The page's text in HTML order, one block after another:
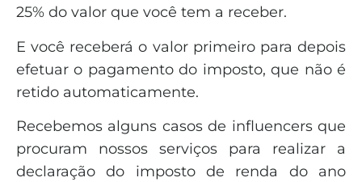
25% do valor que você tem a receber.
E você receberá o valor primeiro para depois
efetuar o pagamento do imposto, que não é
retido automaticamente.
Recebemos alguns casos de influencers que
procuram nossos serviços para realizar a
declaração do imposto de renda do ano